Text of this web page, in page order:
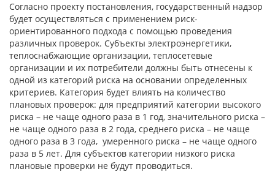
Согласно проекту постановления, государственный надзор
будет осуществляться с применением риск-
ориентированного подхода с помощью проведения
различных проверок. Субъекты электроэнергетики,
теплоснабжающие организации, теплосетевые
организации и их потребители должны быть отнесены к
одной из категорий риска на основании определенных
критериев. Категория будет влиять на количество
плановых проверок: для предприятий категории высокого
риска – не чаще одного раза в 1 год, значительного риска –
не чаще одного раза в 2 года, среднего риска – не чаще
одного раза в 3 года, умеренного риска – не чаще одного
раза в 5 лет. Для субъектов категории низкого риска
плановые проверки не будут проводиться.